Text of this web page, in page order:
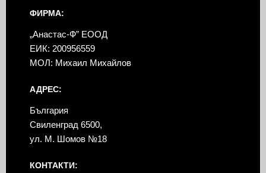
ФИРМА:
„Анастас-Ф” ЕООД
ЕИК: 200956559
МОЛ: Михаил Михайлов
АДРЕС:
България
Свиленград 6500,
ул. М. Шомов №18
КОНТАКТИ: